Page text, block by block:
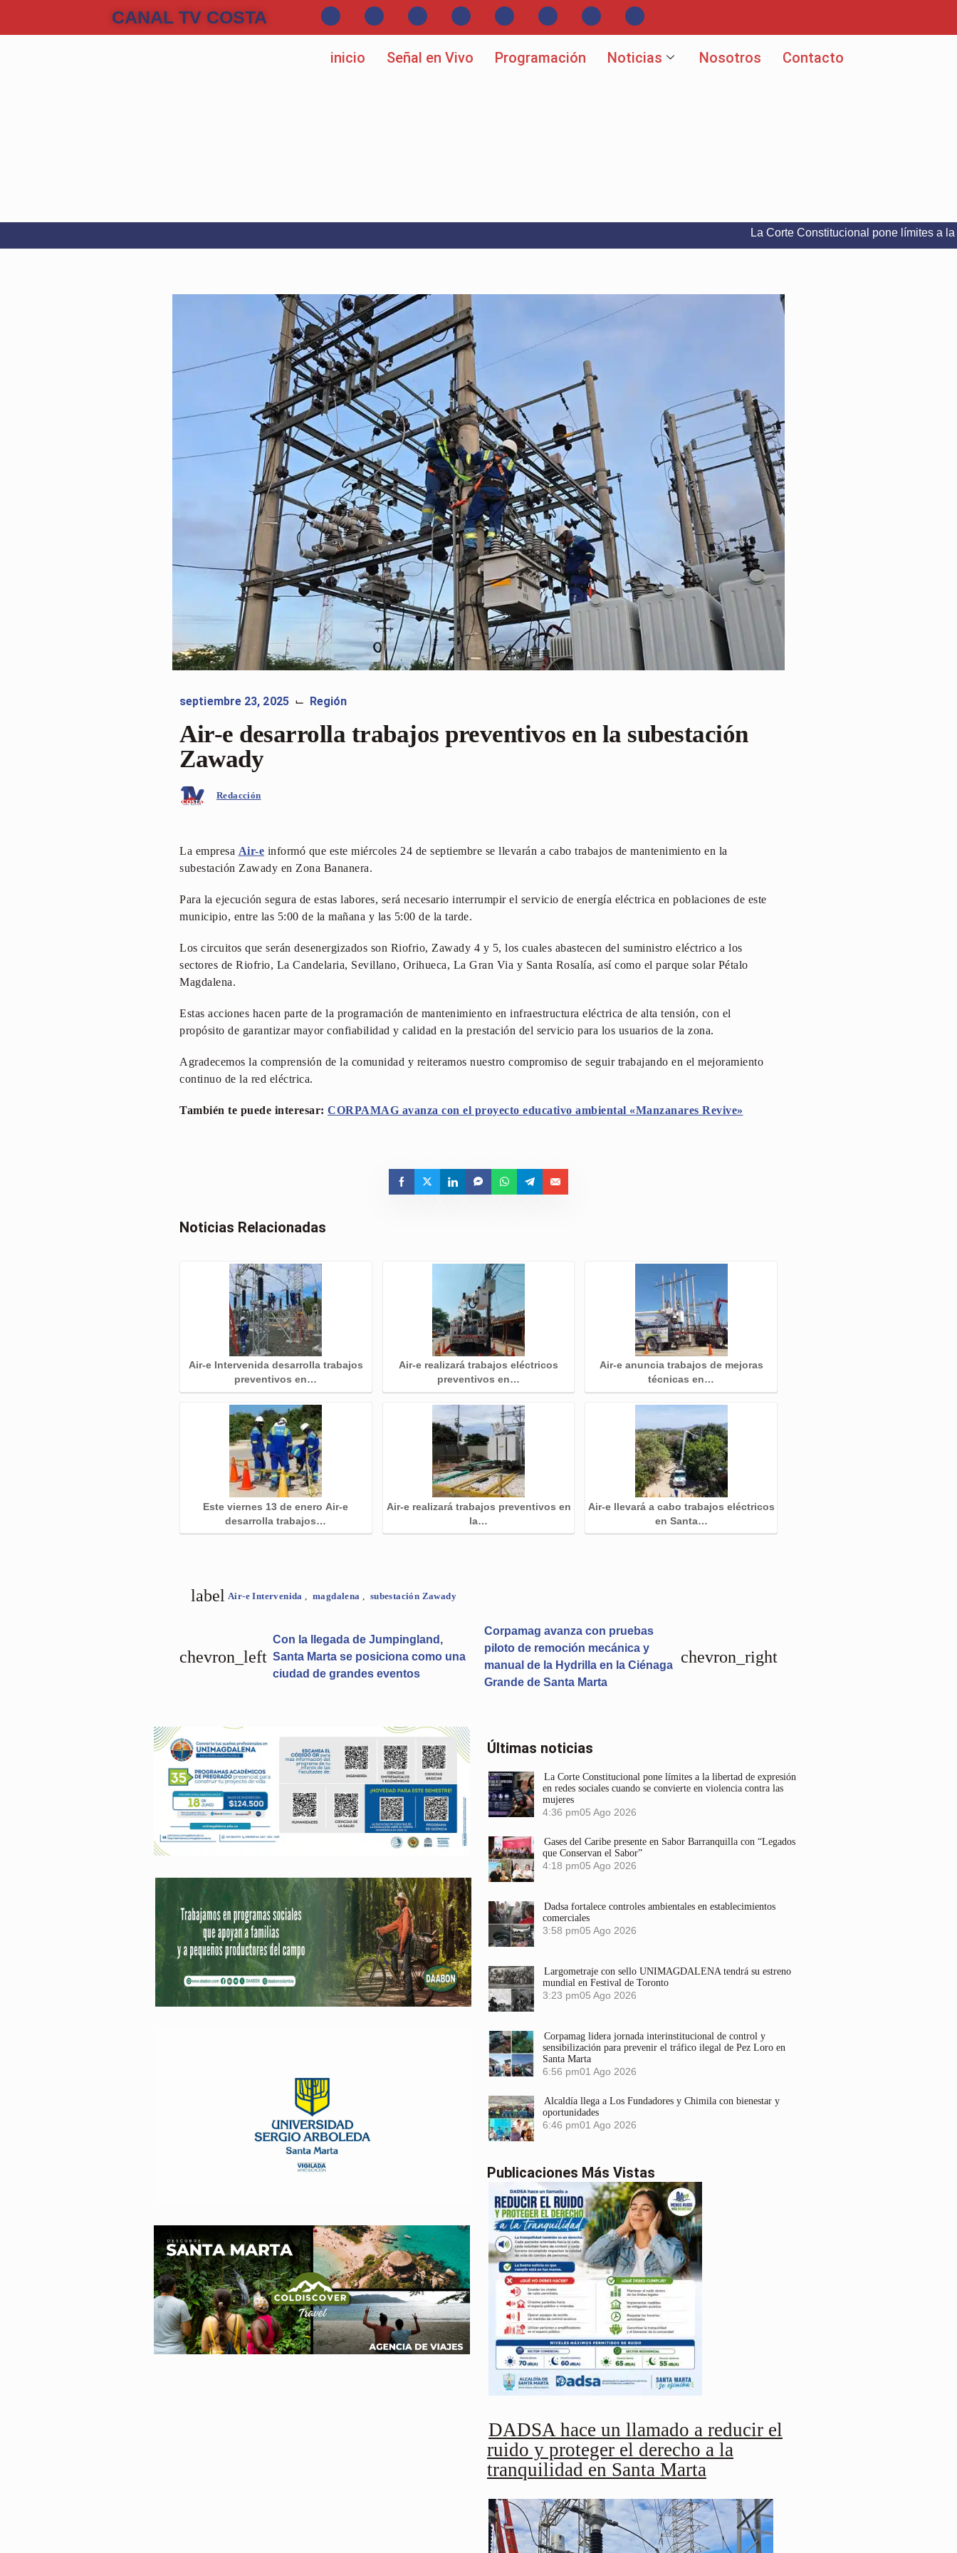
CANAL TV COSTA
inicio Señal en Vivo Programación Noticias Nosotros Contacto
La Corte Constitucional pone límites a la libertad
septiembre 23, 2025 ⌙ Región
Air-e desarrolla trabajos preventivos en la subestación
Zawady
Redacción
La empresa Air-e informó que este miércoles 24 de septiembre se llevarán a cabo trabajos de mantenimiento en la
subestación Zawady en Zona Bananera.
Para la ejecución segura de estas labores, será necesario interrumpir el servicio de energía eléctrica en poblaciones de este
municipio, entre las 5:00 de la mañana y las 5:00 de la tarde.
Los circuitos que serán desenergizados son Riofrio, Zawady 4 y 5, los cuales abastecen del suministro eléctrico a los
sectores de Riofrio, La Candelaria, Sevillano, Orihueca, La Gran Via y Santa Rosalía, así como el parque solar Pétalo
Magdalena.
Estas acciones hacen parte de la programación de mantenimiento en infraestructura eléctrica de alta tensión, con el
propósito de garantizar mayor confiabilidad y calidad en la prestación del servicio para los usuarios de la zona.
Agradecemos la comprensión de la comunidad y reiteramos nuestro compromiso de seguir trabajando en el mejoramiento
continuo de la red eléctrica.
También te puede interesar: CORPAMAG avanza con el proyecto educativo ambiental «Manzanares Revive»
Noticias Relacionadas
Air-e Intervenida desarrolla trabajos
preventivos en…
Este viernes 13 de enero Air-e
desarrolla trabajos…
Air-e realizará trabajos eléctricos
preventivos en…
Air-e realizará trabajos preventivos en
la…
Air-e anuncia trabajos de mejoras
técnicas en…
Air-e llevará a cabo trabajos eléctricos
en Santa…
label Air-e Intervenida magdalena subestación Zawady
chevron_left
Con la llegada de Jumpingland,
Santa Marta se posiciona como una
ciudad de grandes eventos
Corpamag avanza con pruebas
piloto de remoción mecánica y
manual de la Hydrilla en la Ciénaga
Grande de Santa Marta
chevron_right
Últimas noticias
La Corte Constitucional pone límites a la libertad de expresión
en redes sociales cuando se convierte en violencia contra las
mujeres
4:36 pm05 Ago 2026
Gases del Caribe presente en Sabor Barranquilla con “Legados
que Conservan el Sabor”
4:18 pm05 Ago 2026
Dadsa fortalece controles ambientales en establecimientos
comerciales
3:58 pm05 Ago 2026
Largometraje con sello UNIMAGDALENA tendrá su estreno
mundial en Festival de Toronto
3:23 pm05 Ago 2026
Corpamag lidera jornada interinstitucional de control y
sensibilización para prevenir el tráfico ilegal de Pez Loro en
Santa Marta
6:56 pm01 Ago 2026
Alcaldía llega a Los Fundadores y Chimila con bienestar y
oportunidades
6:46 pm01 Ago 2026
Publicaciones Más Vistas
DADSA hace un llamado a reducir el
ruido y proteger el derecho a la
tranquilidad en Santa Marta